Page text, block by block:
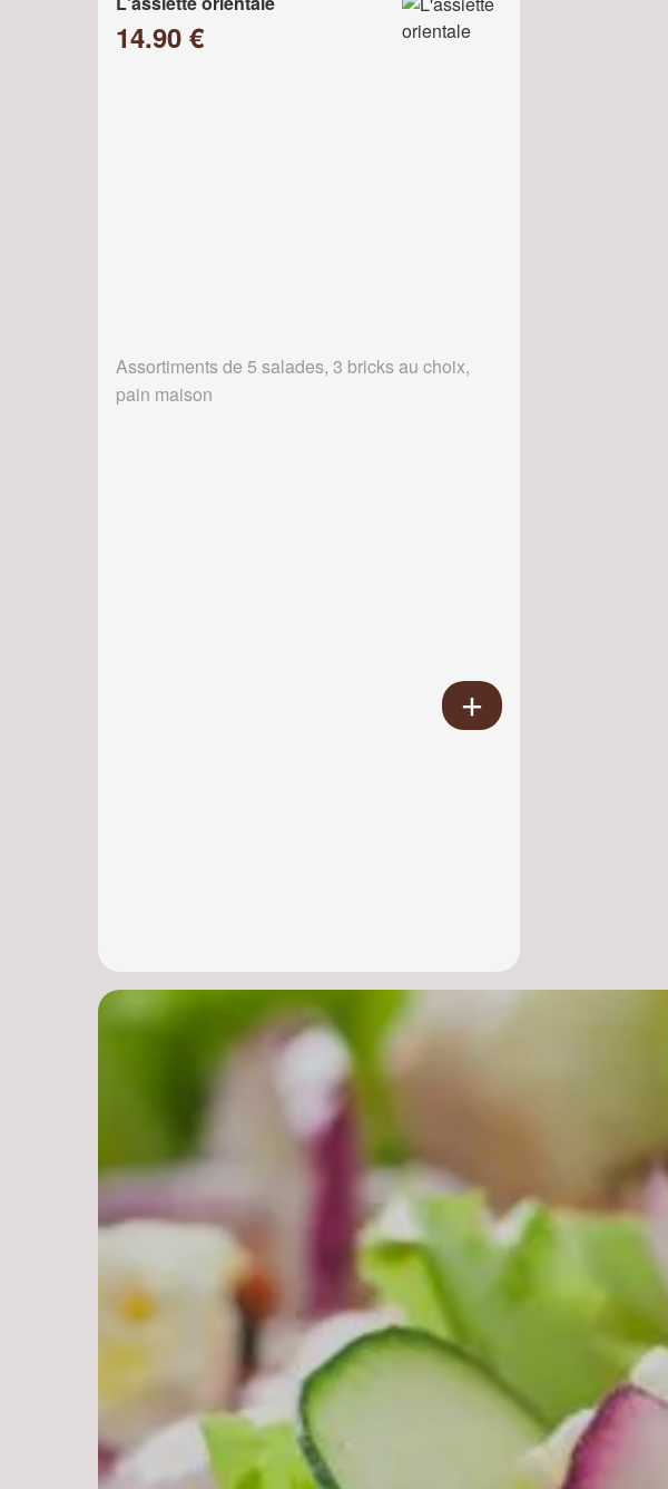
14.90 €
Assortiments de 5 salades, 3 bricks au choix,
pain maison